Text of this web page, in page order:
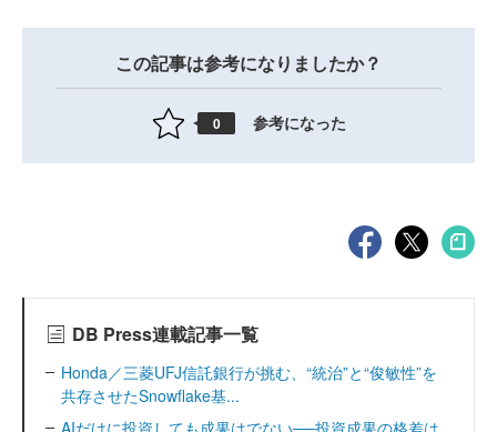
この記事は参考になりましたか？
0 参考になった
DB Press連載記事一覧
Honda／三菱UFJ信託銀行が挑む、“統治”と“俊敏性”を
共存させたSnowflake基...
AIだけに投資しても成果はでない──投資成果の格差は